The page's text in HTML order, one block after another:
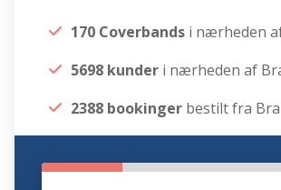
170 Coverbands i nærheden
5698 kunder i nærheden af
2388 bookinger bestilt fra